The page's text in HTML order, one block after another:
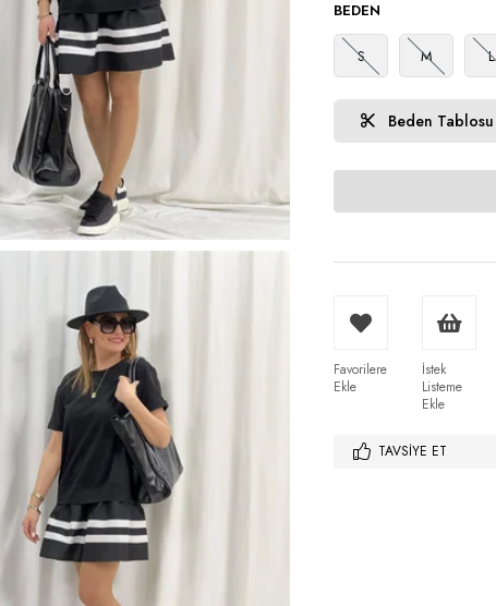
BEDEN
S M L
Beden Tablosu
Favorilere
Ekle
İstek
Listeme
Ekle
TAVSIYE ET